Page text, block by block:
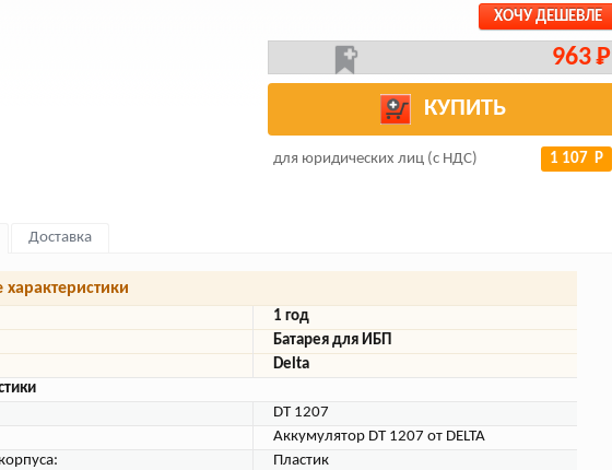
ХОЧУ ДЕШЕВЛЕ
963 Р
КУПИТЬ
для юридических лиц (с НДС) 1 107 Р
Доставка
1 год
Батарея для ИБП
Delta
DT 1207
Аккумулятор DT 1207 от DELTA
Пластик